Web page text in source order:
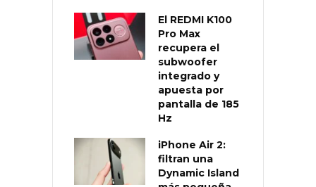
El REDMI K100
Pro Max
recupera el
subwoofer
integrado y
apuesta por
pantalla de 185
Hz
iPhone Air 2:
filtran una
Dynamic Island